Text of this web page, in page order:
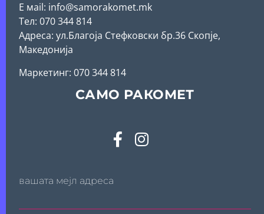
Е мail: info@samorakomet.mk
Тел: 070 344 814
Адреса: ул.Благоја Стефковски бр.36 Скопје,
Македонија
Mаркетинг: 070 344 814
САМО РАКОМЕТ
вашата мејл адреса